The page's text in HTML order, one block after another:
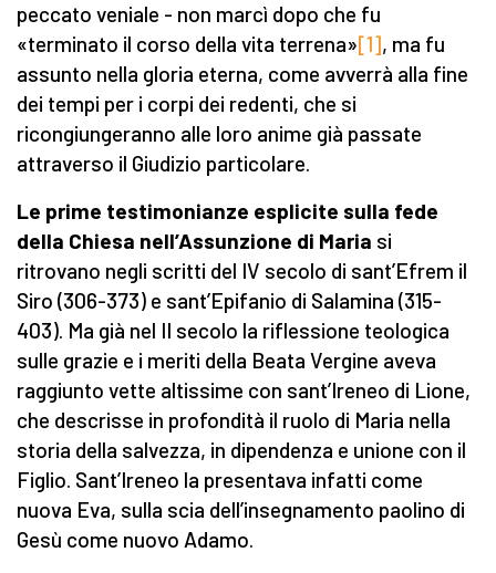
peccato veniale - non marcì dopo che fu
«terminato il corso della vita terrena»[1], ma fu
assunto nella gloria eterna, come avverrà alla fine
dei tempi per i corpi dei redenti, che si
ricongiungeranno alle loro anime già passate
attraverso il Giudizio particolare.
Le prime testimonianze esplicite sulla fede
della Chiesa nell’Assunzione di Maria si
ritrovano negli scritti del IV secolo di sant’Efrem il
Siro (306-373) e sant’Epifanio di Salamina (315-
403). Ma già nel II secolo la riflessione teologica
sulle grazie e i meriti della Beata Vergine aveva
raggiunto vette altissime con sant’Ireneo di Lione,
che descrisse in profondità il ruolo di Maria nella
storia della salvezza, in dipendenza e unione con il
Figlio. Sant’Ireneo la presentava infatti come
nuova Eva, sulla scia dell’insegnamento paolino di
Gesù come nuovo Adamo.